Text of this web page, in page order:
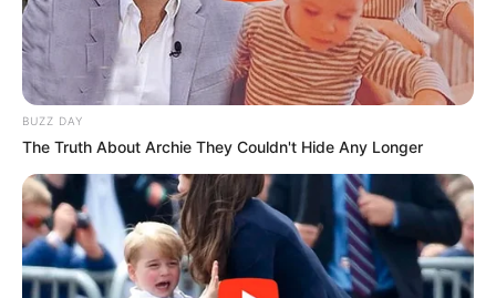
Prefeitura realiza a maior entrega de
motocicletas aos Agentes de Saúde da
história...
visitas que nunca aconteceram.
Terceiro lote da restituição do IR paga R$
4,61 bilhões para 2,7 milhões de
contribuintes.
BUZZ DAY
The Truth About Archie They Couldn't Hide Any Longer